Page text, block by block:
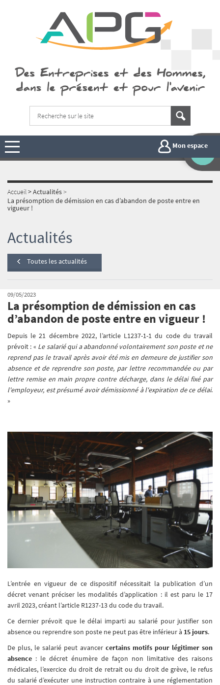
Mon espace
Accueil>Actualités>
La présomption de démission en cas d’abandon de poste entre en
vigueur !
Actualités
Toutes les actualités
09/05/2023
La présomption de démission en cas
d’abandon de poste entre en vigueur !
Depuis le 21 décembre 2022, l’article L1237-1-1 du code du travail
prévoit : « Le salarié qui a abandonné volontairement son poste et ne
reprend pas le travail après avoir été mis en demeure de justifier son
absence et de reprendre son poste, par lettre recommandée ou par
lettre remise en main propre contre décharge, dans le délai fixé par
l'employeur, est présumé avoir démissionné à l'expiration de ce délai.
»
L’entrée en vigueur de ce dispositif nécessitait la publication d’un
décret venant préciser les modalités d’application : il est paru le 17
avril 2023, créant l’article R1237-13 du code du travail.
Ce dernier prévoit que le délai imparti au salarié pour justifier son
absence ou reprendre son poste ne peut pas être inférieur à 15 jours.
De plus, le salarié peut avancer certains motifs pour légitimer son
absence : le décret énumère de façon non limitative des raisons
médicales, l’exercice du droit de retrait ou du droit de grève, le refus
du salarié d’exécuter une instruction contraire à une réglementation